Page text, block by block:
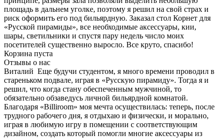
площадь в дальнем уголке, поэтому я решил на свой страх и
риск оформить его под бильярдную. Заказал стол Корнет для
«Русской пирамиды», все необходимые аксессуары, кии,
шары, светильники и спустя пару недель число моих
посетителей существенно выросло. Все круто, спасибо!
Корзина пуста
Отзывы о нас
Виталий Еще будучи студентом, я много времени проводил в
стареньком подвале, играя в «Русскую пирамиду». Тогда я и
решил, что когда стану обеспеченным мужчиной, то
обязательно обзаведусь личной бильярдной комнатой.
Благодаря «Billiroom» моя мечта осуществилась: теперь, после
трудного рабочего дня, я отдыхаю и физически, и морально,
играя в любимую игру в помещении с соответствующим
дизайном, создать который помогли многие аксессуары из